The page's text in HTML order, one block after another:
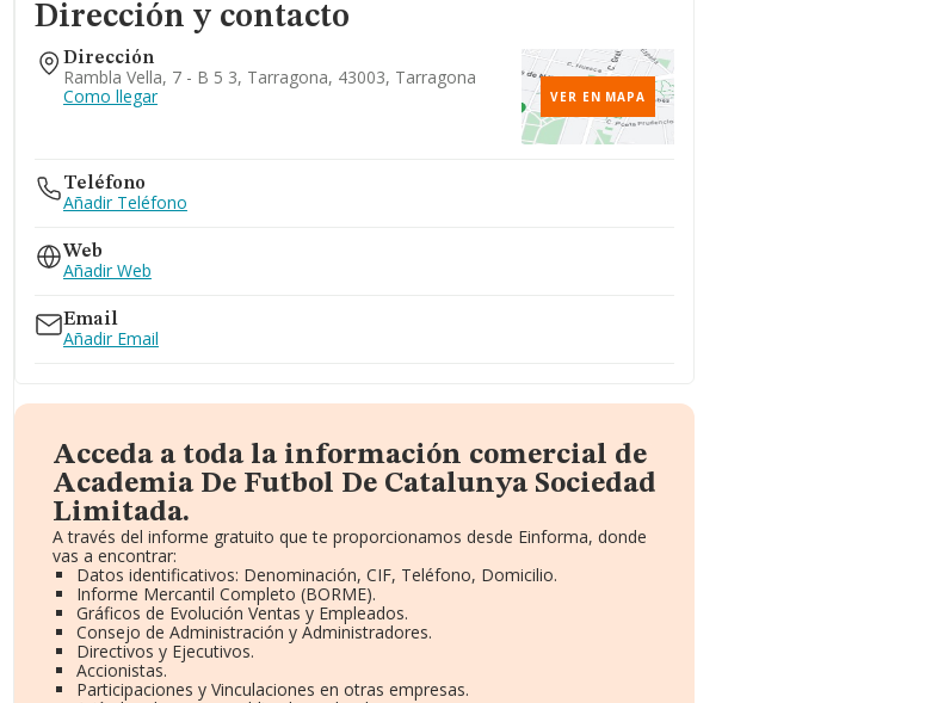
Dirección y contacto
Dirección
Rambla Vella, 7 - B 5 3, Tarragona, 43003, Tarragona
Como llegar
VER EN MAPA
Teléfono
Añadir Teléfono
Web
Añadir Web
Email
Añadir Email
Acceda a toda la información comercial de
Academia De Futbol De Catalunya Sociedad
Limitada.
A través del informe gratuito que te proporcionamos desde Einforma, donde
vas a encontrar:
Datos identificativos: Denominación, CIF, Teléfono, Domicilio.
Informe Mercantil Completo (BORME).
Gráficos de Evolución Ventas y Empleados.
Consejo de Administración y Administradores.
Directivos y Ejecutivos.
Accionistas.
Participaciones y Vinculaciones en otras empresas.